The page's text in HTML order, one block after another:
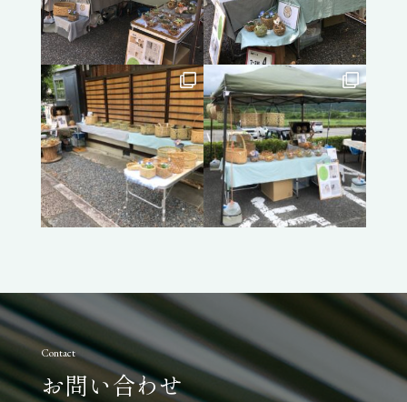
Contact
お問い合わせ